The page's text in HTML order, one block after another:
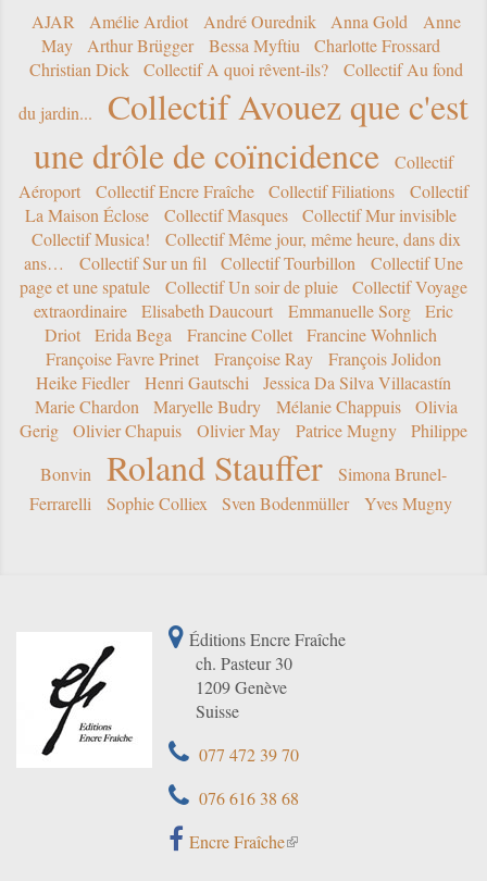
AJAR Amélie Ardiot André Ourednik Anna Gold
Anne
May
Arthur Brügger Bessa Myftiu
Charlotte Frossard
Christian Dick
Collectif A quoi rêvent-ils?
Collectif Au fond
du jardin...
Collectif Avouez que c'est
une drôle de coïncidence
Collectif
Aéroport
Collectif Encre Fraîche Collectif Filiations
Collectif
La Maison Éclose
Collectif Masques
Collectif Mur invisible
Collectif Musica!
Collectif Même jour, même heure, dans dix
ans…
Collectif Sur un fil Collectif Tourbillon
Collectif Une
page et une spatule
Collectif Un soir de pluie
Collectif Voyage
extraordinaire
Elisabeth Daucourt Emmanuelle Sorg
Eric
Driot
Erida Bega Francine Collet
Francine Wohnlich
Françoise Favre Prinet
Françoise Ray
François Jolidon
Heike Fiedler
Henri Gautschi
Jessica Da Silva Villacastín
Marie Chardon
Maryelle Budry Mélanie Chappuis
Olivia
Gerig
Olivier Chapuis Olivier May Patrice Mugny
Philippe
Bonvin
Roland Stauffer
Simona Brunel-
Ferrarelli
Sophie Colliex Sven Bodenmüller Yves Mugny
Éditions Encre Fraîche
ch. Pasteur 30
1209 Genève
Suisse
077 472 39 70
076 616 38 68
Encre Fraîche